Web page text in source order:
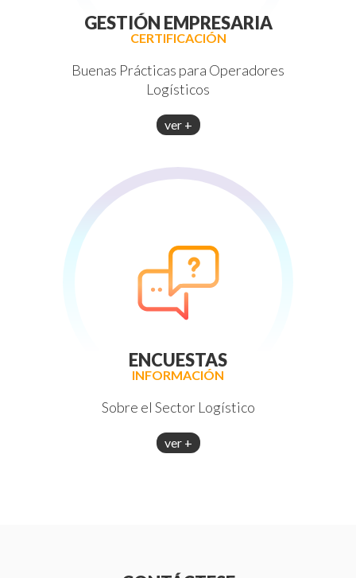
GESTIÓN EMPRESARIA
CERTIFICACIÓN
Buenas Prácticas para Operadores
Logísticos
ver +
ENCUESTAS
INFORMACIÓN
Sobre el Sector Logístico
ver +